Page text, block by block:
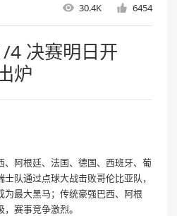
30.4K 6454
4 决赛明日开
炉
、阿根廷、法国、德国、西班牙、葡
队通过点球大战击败哥伦比亚队，
为最大黑马；传统豪强巴西、阿根
赛事竞争激烈。